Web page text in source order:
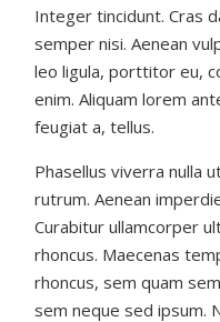
Integer tincidunt. Cras
semper nisi. Aenean
leo ligula, porttitor eu,
enim. Aliquam lorem
feugiat a, tellus.
Phasellus viverra nulla
rutrum. Aenean
Curabitur ullamcorper
rhoncus. Maecenas
rhoncus, sem quam
sem neque sed ipsum.